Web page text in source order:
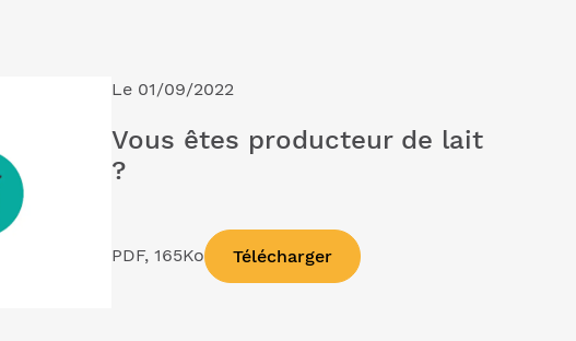
Le 01/09/2022
Vous êtes producteur de lait
?
PDF, 165Ko Télécharger